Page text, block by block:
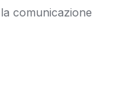
comunicazione